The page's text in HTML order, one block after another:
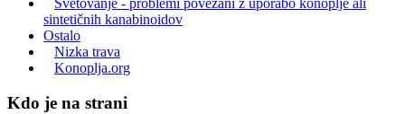
Svetovanje - problemi povezani z uporabo konoplje ali
sintetičnih kanabinoidov
Ostalo
Nizka trava
Konoplja.org
Kdo je na strani